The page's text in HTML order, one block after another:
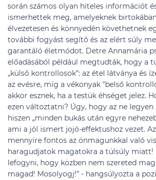
során számos olyan hiteles információt
ismerhettek meg, amelyeknek
élvezetesen és könnyedén követhetnek
további fogyást segítő és az elért súly
garantáló életmódot. Detre Annamária
előadásából például megtudták, hogy a
„külső kontrollosok”: az étel látványa és
az evésre, míg a vékonyak "belső
akkor esznek, ha a testük éhséget jelez.
ezen változtatni? Úgy, hogy az ne
hiszen „minden bukás után egyre
ami a jól ismert jojó-effektushoz vezet.
mennyire fontos az önmagunkkal való
haragudjatok magatokra a túlsúly miatt!
lefogyni, hogy közben nem szereted
magad! Mosolyogj!” - hangsúlyozta a